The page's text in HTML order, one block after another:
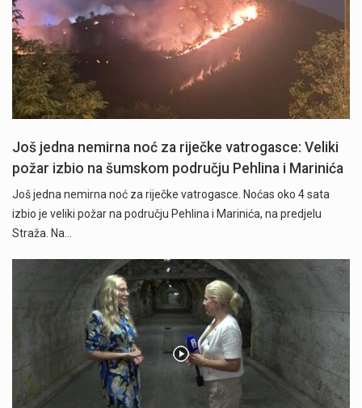
Još jedna nemirna noć za riječke vatrogasce: Veliki
požar izbio na šumskom području Pehlina i Marinića
Još jedna nemirna noć za riječke vatrogasce. Noćas oko 4 sata
izbio je veliki požar na području Pehlina i Marinića, na predjelu
Straža. Na…